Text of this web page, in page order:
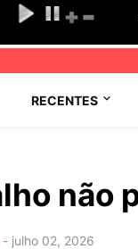
RECENTES
não
- julho 02, 2026